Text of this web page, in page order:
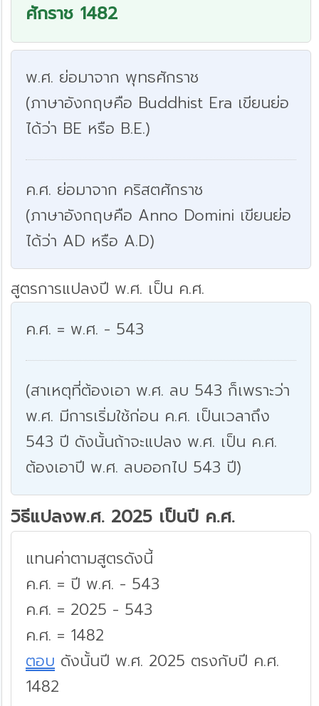
ศักราช 1482
พ.ศ. ย่อมาจาก พุทธศักราช
(ภาษาอังกฤษคือ Buddhist Era เขียนย่อ
ได้ว่า BE หรือ B.E.)
ค.ศ. ย่อมาจาก คริสตศักราช
(ภาษาอังกฤษคือ Anno Domini เขียนย่อ
ได้ว่า AD หรือ A.D)
สูตรการแปลงปี พ.ศ. เป็น ค.ศ.
ค.ศ. = พ.ศ. - 543
(สาเหตุที่ต้องเอา พ.ศ. ลบ 543 ก็เพราะว่า
พ.ศ. มีการเริ่มใช้ก่อน ค.ศ. เป็นเวลาถึง
543 ปี ดังนั้นถ้าจะแปลง พ.ศ. เป็น ค.ศ.
ต้องเอาปี พ.ศ. ลบออกไป 543 ปี)
วิธีแปลงพ.ศ. 2025 เป็นปี ค.ศ.
แทนค่าตามสูตรดังนี้
ค.ศ. = ปี พ.ศ. - 543
ค.ศ. = 2025 - 543
ค.ศ. = 1482
ตอบ ดังนั้นปี พ.ศ. 2025 ตรงกับปี ค.ศ.
1482